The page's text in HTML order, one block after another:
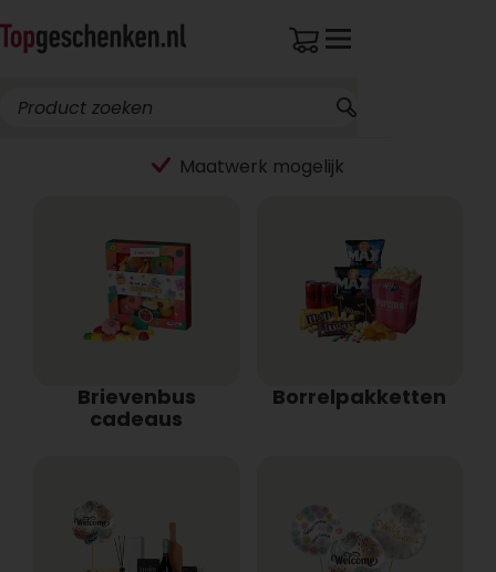
Brievenbus
cadeaus
Borrelpakketten